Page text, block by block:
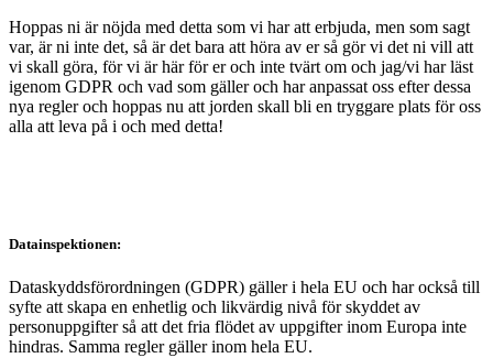
Hoppas ni är nöjda med detta som vi har att erbjuda, men som sagt
var, är ni inte det, så är det bara att höra av er så gör vi det ni vill att
vi skall göra, för vi är här för er och inte tvärt om och jag/vi har läst
igenom GDPR och vad som gäller och har anpassat oss efter dessa
nya regler och hoppas nu att jorden skall bli en tryggare plats för oss
alla att leva på i och med detta!
Datainspektionen:
Dataskyddsförordningen (GDPR) gäller i hela EU och har också till
syfte att skapa en enhetlig och likvärdig nivå för skyddet av
personuppgifter så att det fria flödet av uppgifter inom Europa inte
hindras. Samma regler gäller inom hela EU.